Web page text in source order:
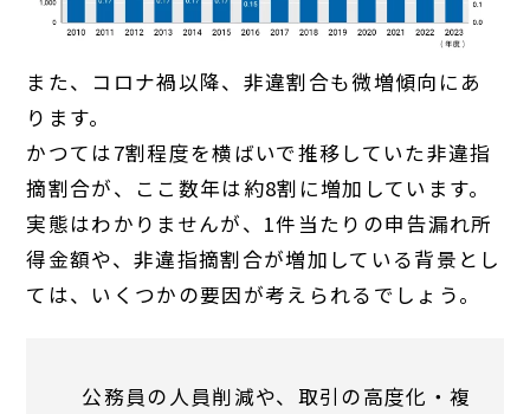
また、コロナ禍以降、非違割合も微増傾向にあ
ります。
かつては7割程度を横ばいで推移していた非違指
摘割合が、ここ数年は約8割に増加しています。
実態はわかりませんが、1件当たりの申告漏れ所
得金額や、非違指摘割合が増加している背景とし
ては、いくつかの要因が考えられるでしょう。
公務員の人員削減や、取引の高度化・複